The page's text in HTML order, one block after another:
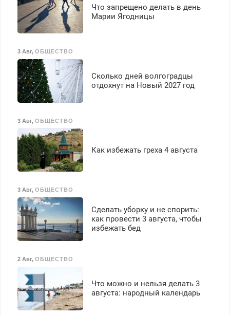
Что запрещено делать в день
Марии Ягодницы
3 Авг, ОБЩЕСТВО
Сколько дней волгоградцы
отдохнут на Новый 2027 год
3 Авг, ОБЩЕСТВО
Как избежать греха 4 августа
3 Авг, ОБЩЕСТВО
Сделать уборку и не спорить:
как провести 3 августа, чтобы
избежать бед
2 Авг, ОБЩЕСТВО
Что можно и нельзя делать 3
августа: народный календарь